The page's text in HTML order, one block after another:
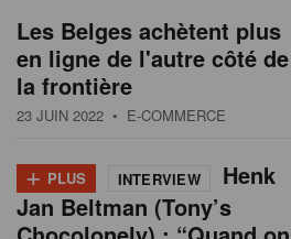
Les Belges achètent plus
en ligne de l'autre côté de
la frontière
23 JUIN 2022 • E-COMMERCE
+ PLUS INTERVIEW
Henk
Jan Beltman (Tony’s